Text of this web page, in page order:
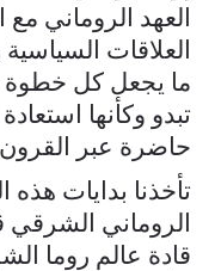
العهد الروماني مع
العلاقات السياسية
ما يجعل كل خطوة
تبدو وكأنها
حاضرة عبر
تأخذنا بدايات هذه
الروماني الشرقي
قادة عالم روما